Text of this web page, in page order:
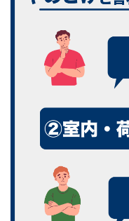
内・
特性
とエ